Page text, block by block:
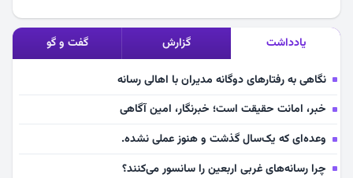
یادداشت گزارش گفت و گو
نگاهی به رفتارهای دوگانه مدیران با اهالی رسانه
خبر، امانت حقیقت است؛ خبرنگار، امین آگاهی
وعده‌ای که یک‌سال گذشت و هنوز عملی نشده.
چرا رسانه‌های غربی اربعین را سانسور می‌کنند؟